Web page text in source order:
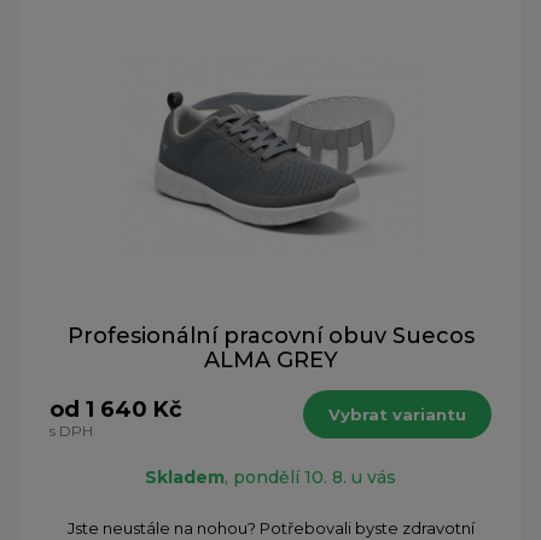
Profesionální pracovní obuv Suecos
ALMA GREY
od 1 640 Kč
s DPH
Vybrat variantu
Skladem, pondělí 10. 8. u vás
Jste neustále na nohou? Potřebovali byste zdravotní